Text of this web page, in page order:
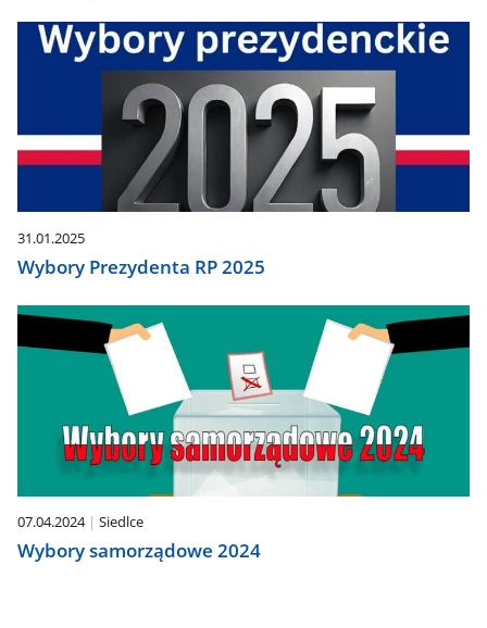
31.01.2025
Wybory Prezydenta RP 2025
07.04.2024 Siedlce
Wybory samorządowe 2024